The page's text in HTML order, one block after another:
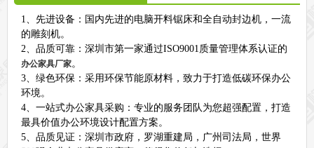
1、先进设备：国内先进的电脑开料锯床和全自动封边机，一流
的雕刻机。
2、品质可靠：深圳市第一家通过ISO9001质量管理体系认证的
办公家具厂家。
3、绿色环保：采用环保节能原材料，致力于打造低碳环保办公
环境。
4、一站式办公家具采购：专业的服务团队为您超强配置，打造
最具价值办公环境设计配置方案。
5、品质见证：深圳市政府，罗湖重建局，广州司法局，世界